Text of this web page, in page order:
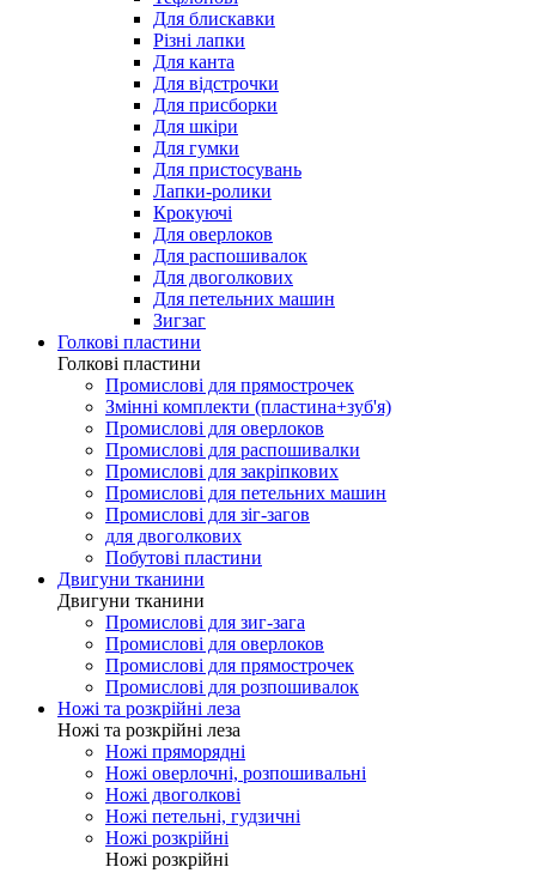
Для блискавки
Різні лапки
Для канта
Для відстрочки
Для присборки
Для шкіри
Для гумки
Для пристосувань
Лапки-ролики
Крокуючі
Для оверлоков
Для распошивалок
Для двоголкових
Для петельних машин
Зигзаг
Голкові пластини
Голкові пластини
Промислові для прямострочек
Змінні комплекти (пластина+зуб'я)
Промислові для оверлоков
Промислові для распошивалки
Промислові для закріпкових
Промислові для петельних машин
Промислові для зіг-загов
для двоголкових
Побутові пластини
Двигуни тканини
Двигуни тканини
Промислові для зиг-зага
Промислові для оверлоков
Промислові для прямострочек
Промислові для розпошивалок
Ножі та розкрійні леза
Ножі та розкрійні леза
Ножі пряморядні
Ножі оверлочні, розпошивальні
Ножі двоголкові
Ножі петельні, гудзичні
Ножі розкрійні
Ножі розкрійні